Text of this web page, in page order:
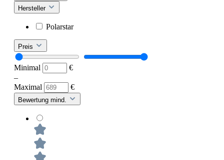
Hersteller
Polarstar
Preis
Minimal
€
–
Maximal
€
Bewertung mind.